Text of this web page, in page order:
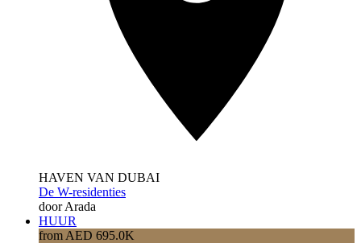
HAVEN VAN DUBAI
De W-residenties
door Arada
HUUR
from AED 695.0K